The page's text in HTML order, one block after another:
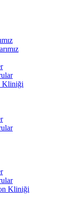
Kliniği
Kliniği